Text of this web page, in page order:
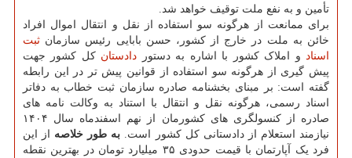
تأمین و به نفع ملت توقیف خواهد شد.
برای ممانعت از هرگونه سو استفاده از نقل و انتقال اموال افراد
خائن به ملت در خارج از کشور، حسن بابایی رئیس سازمان ثبت
اسناد و املاک کشور با اشاره به دستور دادستان کل کشور جهت
پیش گیری از هرگونه سو استفاده از قوانین پیش تر در این رابطه
گفته است: بر مبنای بخشنامه صادره سازمان ثبت خطاب به دفاتر
اسناد رسمی، هرگونه نقل و انتقال با استناد به وکالت نامه های
صادره از کنسولگری های کشورمان از نهم اسفندماه سال ۱۴۰۴
نیازمند استعلام از دادستانی کل کشور است. به طور خلاصه از این
فرد یک آپارتمان با قیمت حدودی ۳۵ میلیارد تومان در بهترین نقطه